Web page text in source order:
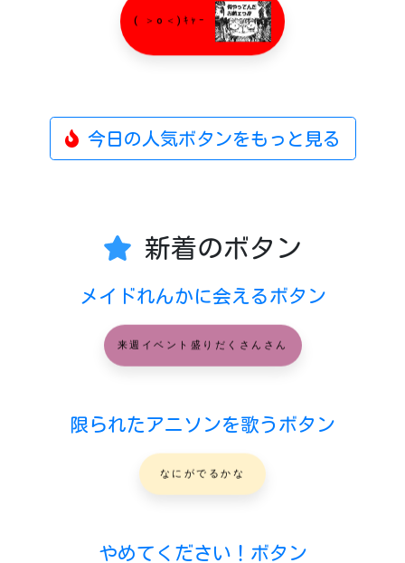
( ＞o＜)ｷｬｰ
今日の人気ボタンをもっと見る
新着のボタン
メイドれんかに会えるボタン
来週イベント盛りだくさんさん
限られたアニソンを歌うボタン
なにがでるかな
やめてください！ボタン